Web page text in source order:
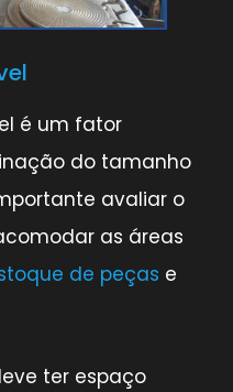
é um fator
do tamanho
avaliar o
as áreas
de peças e
ter espaço